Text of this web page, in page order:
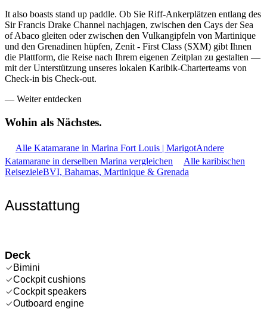
It also boasts stand up paddle. Ob Sie Riff-Ankerplätzen entlang des
Sir Francis Drake Channel nachjagen, zwischen den Cays der Sea
of Abaco gleiten oder zwischen den Vulkangipfeln von Martinique
und den Grenadinen hüpfen, Zenit - First Class (SXM) gibt Ihnen
die Plattform, die Reise nach Ihrem eigenen Zeitplan zu gestalten —
mit der Unterstützung unseres lokalen Karibik-Charterteams von
Check-in bis Check-out.
— Weiter entdecken
Wohin als Nächstes.
Alle Katamarane in Marina Fort Louis | MarigotAndere
Katamarane in derselben Marina vergleichen
Alle karibischen
ReisezieleBVI, Bahamas, Martinique & Grenada
Ausstattung
Deck
Bimini
Cockpit cushions
Cockpit speakers
Outboard engine